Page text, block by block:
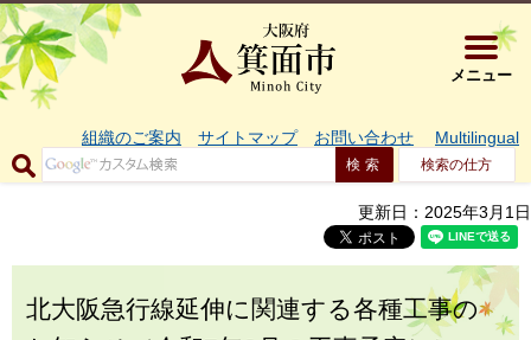
大阪府箕
メニュー
組織のご案内 サイトマップ お問い合わせ Multilingual
検索の仕方
更新日：2025年3月1日
北大阪急行線延伸に関連する各種工事の